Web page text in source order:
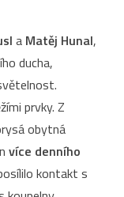
a Matěj Hunal,
ducha,
prvky. Z
obytná
více denního
kontakt s